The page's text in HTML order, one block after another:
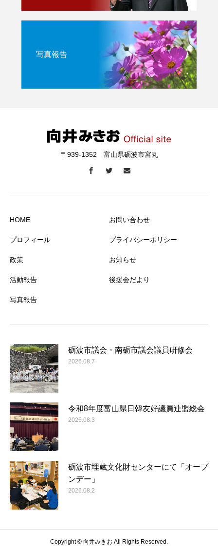
写真報告
〒939-1352 富山県砺波市宮丸
HOME
プロフィール
政策
活動報告
写真報告
お問い合わせ
プライバシーポリシー
お知らせ
後援会だより
砺波市議会・南砺市議会議員研修会
2026.08.7
令和8年度富山県日韓友好議員連盟総会
2026.08.3
砺波市埋蔵文化財センターにて「オープ
ンデー」
2026.08.2
Copyright © 向井みきお All Rights Reserved.